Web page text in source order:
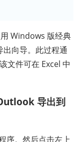
Windows 版经典
向导。此过程通
文件可在 Excel 中
导出到
序。然后点击左上